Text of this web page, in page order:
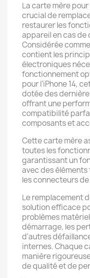
La carte mère
crucial de
restaurer les
appareil en cas de
Considérée
contient les
électroniques
fonctionnement
pour l’iPhone 14,
dotée des
offrant une
compatibilité
composants et
Cette carte mère
toutes les
garantissant un
avec des éléments
les connecteurs de
Le remplacement
solution efficace
problèmes
démarrage, les
d'autres
internes. Chaque
manière
de qualité et de